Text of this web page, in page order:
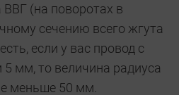
(на поворотах в
сечению всего жгута
если у вас провод с
мм, то величина радиуса
меньше 50 мм.